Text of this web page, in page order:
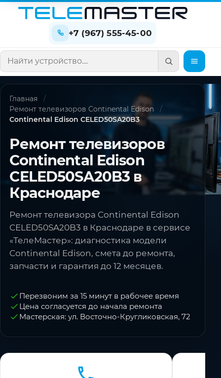
+7 (967) 555-45-00
Поиск по сайту
Главная
Ремонт телевизоров Continental Edison
Continental Edison CELED50SA20B3
Ремонт телевизоров
Continental Edison
CELED50SA20B3 в
Краснодаре
Ремонт телевизора Continental Edison
CELED50SA20B3 в Краснодаре в сервисе
«ТелеМастер»: диагностика модели
Continental Edison, смета до ремонта,
запчасти и гарантия до 12 месяцев.
Перезвоним за 15 минут в рабочее время
Цена согласуется до начала ремонта
Мастерская: ул. Восточно-Кругликовская, 72